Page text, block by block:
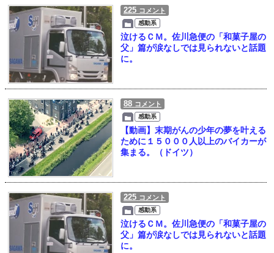
225 コメント
感動系
泣けるＣＭ。佐川急便の「和菓子屋の
父」篇が涙なしでは見られないと話題
に。
88 コメント
感動系
【動画】末期がんの少年の夢を叶える
ために１５０００人以上のバイカーが
集まる。（ドイツ）
225 コメント
感動系
泣けるＣＭ。佐川急便の「和菓子屋の
父」篇が涙なしでは見られないと話題
に。